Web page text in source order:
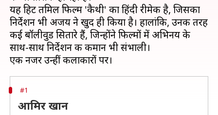
यह हिट तमिल फिल्म 'कैथी' का हिंदी रीमेक है, जिसका
निर्देशन भी अजय ने खुद ही किया है। हालांकि, उनकी तरह
कई बॉलीवुड सितारे हैं, जिन्होंने फिल्मों में अभिनय के
साथ-साथ निर्देशन की कमान भी संभाली।
#1
आमिर खान